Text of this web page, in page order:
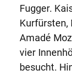
Fugger.
Kurfürsten,
Amadé
vier
besucht.